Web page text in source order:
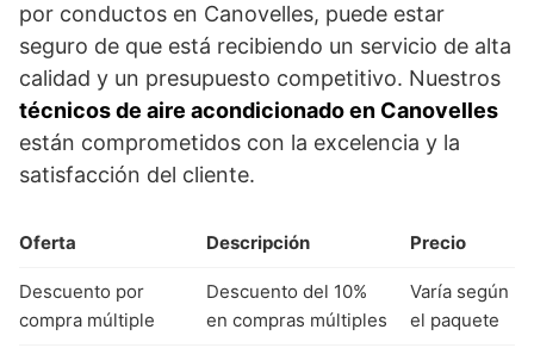
por conductos en Canovelles, puede estar
seguro de que está recibiendo un servicio de alta
calidad y un presupuesto competitivo. Nuestros
técnicos de aire acondicionado en Canovelles
están comprometidos con la excelencia y la
satisfacción del cliente.
Oferta Descripción Precio
Descuento por
compra múltiple
Descuento del 10%
en compras múltiples
Varía según
el paquete